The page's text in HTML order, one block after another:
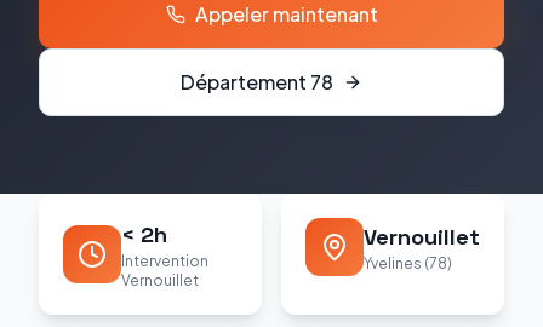
Appeler maintenant
Département 78
< 2h
Intervention
Vernouillet
Vernouillet
Yvelines (78)